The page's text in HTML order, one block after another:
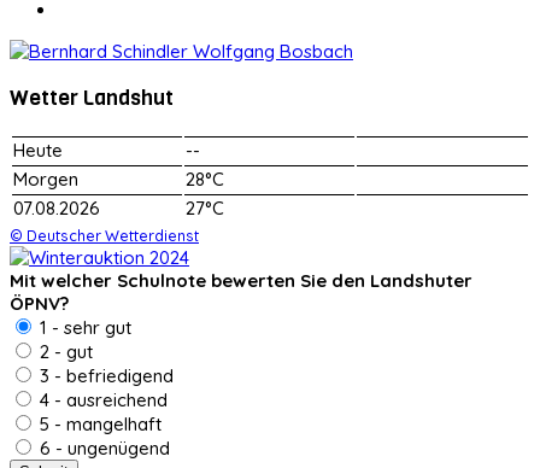
Wetter Landshut
Heute
--
Morgen
28°C
07.08.2026
27°C
© Deutscher Wetterdienst
Mit welcher Schulnote bewerten Sie den Landshuter
ÖPNV?
1 - sehr gut
2 - gut
3 - befriedigend
4 - ausreichend
5 - mangelhaft
6 - ungenügend